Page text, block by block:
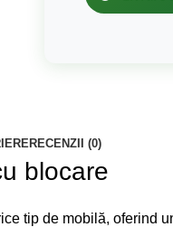
RECENZII (0)
blocare
tip de mobilă, oferind